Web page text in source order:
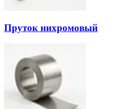
Пруток нихромовый